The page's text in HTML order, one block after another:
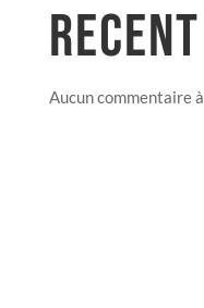
Aucun commentaire